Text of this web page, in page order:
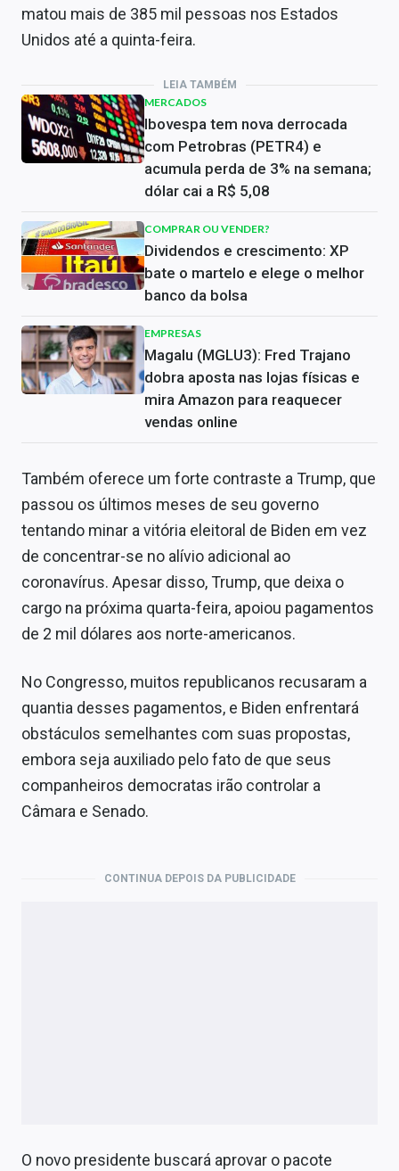
matou mais de 385 mil pessoas nos Estados
Unidos até a quinta-feira.
LEIA TAMBÉM
MERCADOS
Ibovespa tem nova derrocada
com Petrobras (PETR4) e
acumula perda de 3% na semana;
dólar cai a R$ 5,08
COMPRAR OU VENDER?
Dividendos e crescimento: XP
bate o martelo e elege o melhor
banco da bolsa
EMPRESAS
Magalu (MGLU3): Fred Trajano
dobra aposta nas lojas físicas e
mira Amazon para reaquecer
vendas online
Também oferece um forte contraste a Trump, que
passou os últimos meses de seu governo
tentando minar a vitória eleitoral de Biden em vez
de concentrar-se no alívio adicional ao
coronavírus. Apesar disso, Trump, que deixa o
cargo na próxima quarta-feira, apoiou pagamentos
de 2 mil dólares aos norte-americanos.
No Congresso, muitos republicanos recusaram a
quantia desses pagamentos, e Biden enfrentará
obstáculos semelhantes com suas propostas,
embora seja auxiliado pelo fato de que seus
companheiros democratas irão controlar a
Câmara e Senado.
CONTINUA DEPOIS DA PUBLICIDADE
O novo presidente buscará aprovar o pacote